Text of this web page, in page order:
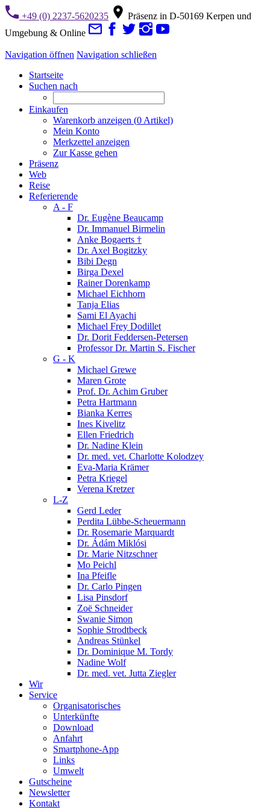
+49 (0) 2237-5620235
Präsenz in D-50169 Kerpen und
Umgebung & Online
Navigation öffnen Navigation schließen
Startseite
Suchen nach
Einkaufen
Warenkorb anzeigen (0 Artikel)
Mein Konto
Merkzettel anzeigen
Zur Kasse gehen
Präsenz
Web
Reise
Referierende
A - F
Dr. Eugène Beaucamp
Dr. Immanuel Birmelin
Anke Bogaerts †
Dr. Axel Bogitzky
Bibi Degn
Birga Dexel
Rainer Dorenkamp
Michael Eichhorn
Tanja Elias
Sami El Ayachi
Michael Frey Dodillet
Dr. Dorit Feddersen-Petersen
Professor Dr. Martin S. Fischer
G - K
Michael Grewe
Maren Grote
Prof. Dr. Achim Gruber
Petra Hartmann
Bianka Kerres
Ines Kivelitz
Ellen Friedrich
Dr. Nadine Klein
Dr. med. vet. Charlotte Kolodzey
Eva-Maria Krämer
Petra Kriegel
Verena Kretzer
L-Z
Gerd Leder
Perdita Lübbe-Scheuermann
Dr. Rosemarie Marquardt
Dr. Ádám Miklósi
Dr. Marie Nitzschner
Mo Peichl
Ina Pfeifle
Dr. Carlo Pingen
Lisa Pinsdorf
Zoë Schneider
Swanie Simon
Sophie Strodtbeck
Andreas Stünkel
Dr. Dominique M. Tordy
Nadine Wolf
Dr. med. vet. Jutta Ziegler
Wir
Service
Organisatorisches
Unterkünfte
Download
Anfahrt
Smartphone-App
Links
Umwelt
Gutscheine
Newsletter
Kontakt